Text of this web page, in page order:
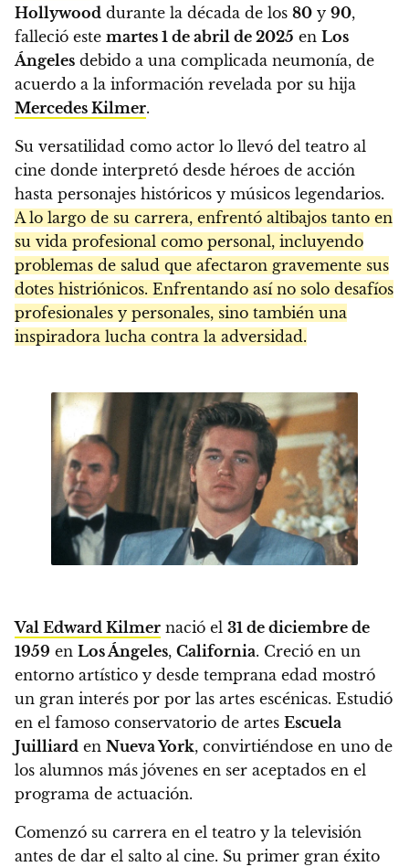
Hollywood durante la década de los 80 y 90,
falleció este martes 1 de abril de 2025 en Los
Ángeles debido a una complicada neumonía, de
acuerdo a la información revelada por su hija
Mercedes Kilmer.
Su versatilidad como actor lo llevó del teatro al
cine donde interpretó desde héroes de acción
hasta personajes históricos y músicos legendarios.
A lo largo de su carrera, enfrentó altibajos tanto en
su vida profesional como personal, incluyendo
problemas de salud que afectaron gravemente sus
dotes histriónicos. Enfrentando así no solo desafíos
profesionales y personales, sino también una
inspiradora lucha contra la adversidad.
Val Edward Kilmer nació el 31 de diciembre de
1959 en Los Ángeles, California. Creció en un
entorno artístico y desde temprana edad mostró
un gran interés por por las artes escénicas. Estudió
en el famoso conservatorio de artes Escuela
Juilliard en Nueva York, convirtiéndose en uno de
los alumnos más jóvenes en ser aceptados en el
programa de actuación.
Comenzó su carrera en el teatro y la televisión
antes de dar el salto al cine. Su primer gran éxito